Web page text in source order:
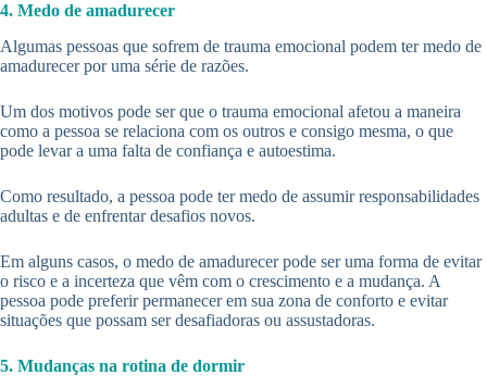
4. Medo de amadurecer
Algumas pessoas que sofrem de trauma emocional podem ter medo de
amadurecer por uma série de razões.
Um dos motivos pode ser que o trauma emocional afetou a maneira
como a pessoa se relaciona com os outros e consigo mesma, o que
pode levar a uma falta de confiança e autoestima.
Como resultado, a pessoa pode ter medo de assumir responsabilidades
adultas e de enfrentar desafios novos.
Em alguns casos, o medo de amadurecer pode ser uma forma de evitar
o risco e a incerteza que vêm com o crescimento e a mudança. A
pessoa pode preferir permanecer em sua zona de conforto e evitar
situações que possam ser desafiadoras ou assustadoras.
5. Mudanças na rotina de dormir